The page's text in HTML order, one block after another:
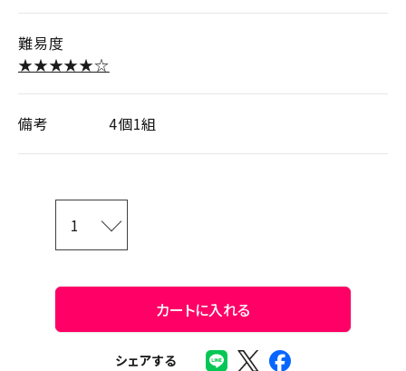
難易度
★★★★★☆
備考 4個1組
カートに入れる
シェアする